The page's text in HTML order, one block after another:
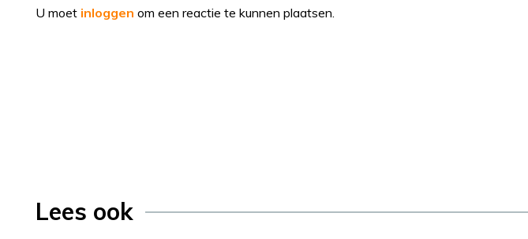
U moet inloggen om een reactie te kunnen plaatsen.
Lees ook